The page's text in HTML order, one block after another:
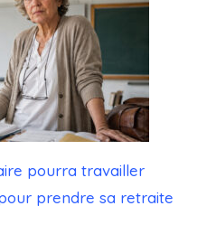
pourra travailler
prendre sa retraite